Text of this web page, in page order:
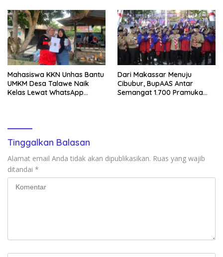
Dibagikan
Mahasiswa KKN Unhas Bantu
UMKM Desa Talawe Naik
Kelas Lewat WhatsApp
Dari Makassar Menuju
Cibubur, BupAAS Antar
Semangat 1.700 Pramuka
Tinggalkan Balasan
Alamat email Anda tidak akan dipublikasikan. Ruas yang wajib
ditandai *